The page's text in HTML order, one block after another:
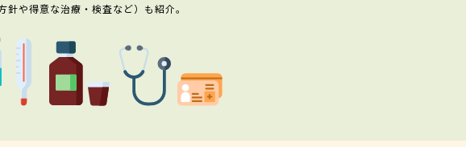
や得意な治療・検査など）も紹介。